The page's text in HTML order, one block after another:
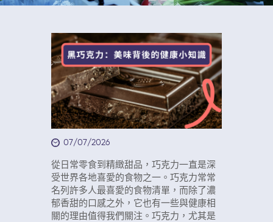
07/07/2026
從日常零食到精緻甜品，巧克力一直是深
受世界各地喜愛的食物之一。巧克力常常
名列許多人最喜愛的食物清單，而除了濃
郁香甜的口感之外，它也有一些與健康相
關的理由值得我們關注。巧克力，尤其是